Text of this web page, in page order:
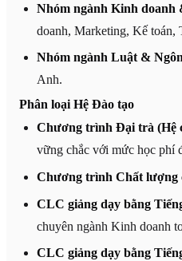
Nhóm ngành Kinh doanh
doanh, Marketing, Kế toán,
Nhóm ngành Luật &
Anh.
Phân loại Hệ Đào tạo
Chương trình Đại trà (Hệ
vững chắc với mức học phí
Chương trình Chất lượng
CLC giảng dạy bằng
chuyên ngành Kinh doanh
CLC giảng dạy bằng